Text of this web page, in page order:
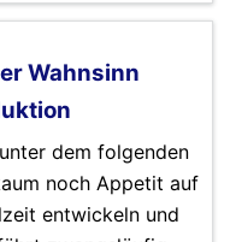
Wahnsinn
dem folgenden
noch Appetit auf
entwickeln und